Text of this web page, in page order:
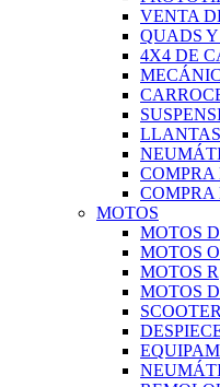
VENTA
QUADS
4X4 DE
LLANTAS
COMPRA
COMPRA
MOTOS
MOTOS
MOTOS
MOTOS R
MOTOS